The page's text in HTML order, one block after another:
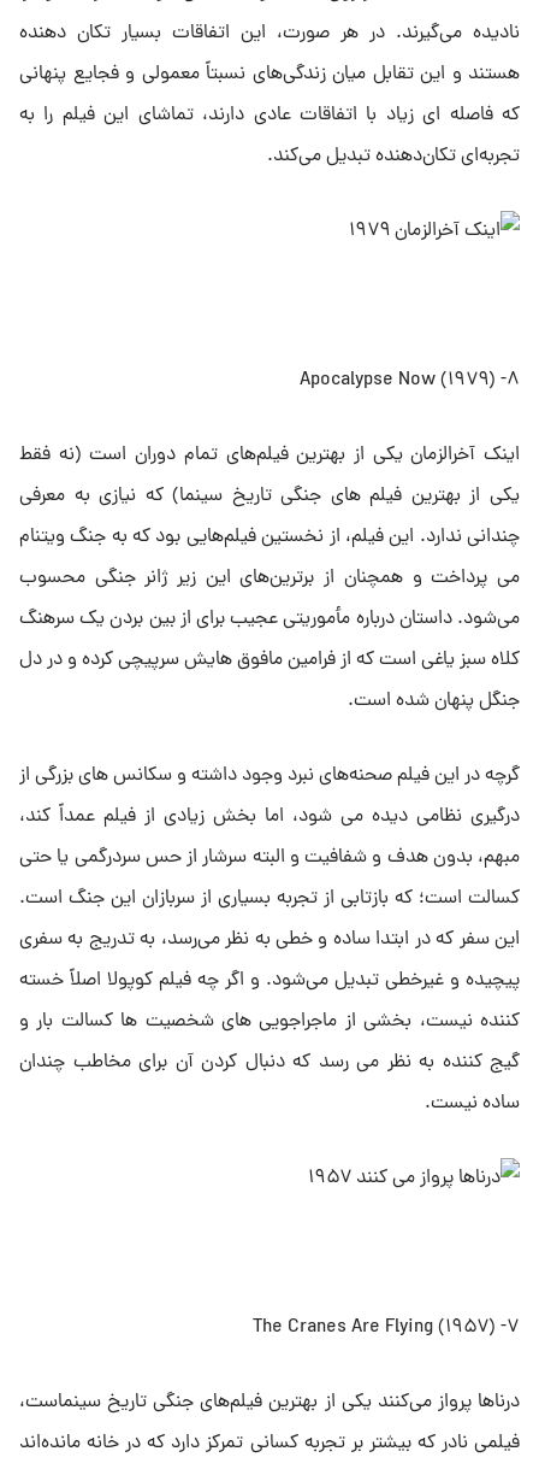
نادیده می‌گیرند. در هر صورت، این اتفاقات بسیار تکان دهنده
هستند و این تقابل میان زندگی‌های نسبتاً معمولی و فجایع پنهانی
که فاصله ای زیاد با اتفاقات عادی دارند، تماشای این فیلم را به
تجربه‌ای تکان‌دهنده تبدیل می‌کند.
۸- Apocalypse Now (۱۹۷۹)
اینک آخرالزمان یکی از بهترین فیلم‌های تمام دوران است (نه فقط
یکی از بهترین فیلم های جنگی تاریخ سینما) که نیازی به معرفی
چندانی ندارد. این فیلم، از نخستین فیلم‌هایی بود که به جنگ ویتنام
می پرداخت و همچنان از برترین‌های این زیر ژانر جنگی محسوب
می‌شود. داستان درباره مأموریتی عجیب برای از بین بردن یک سرهنگ
کلاه سبز یاغی است که از فرامین مافوق هایش سرپیچی کرده و در دل
جنگل پنهان شده است.
گرچه در این فیلم صحنه‌های نبرد وجود داشته و سکانس های بزرگی از
درگیری نظامی دیده می شود، اما بخش زیادی از فیلم عمداً کند،
مبهم، بدون هدف و شفافیت و البته سرشار از حس سردرگمی یا حتی
کسالت است؛ که بازتابی از تجربه بسیاری از سربازان این جنگ است.
این سفر که در ابتدا ساده و خطی به نظر می‌رسد، به تدریج به سفری
پیچیده و غیرخطی تبدیل می‌شود. و اگر چه فیلم کوپولا اصلاً خسته
کننده نیست، بخشی از ماجراجویی های شخصیت ها کسالت بار و
گیج کننده به نظر می رسد که دنبال کردن آن برای مخاطب چندان
ساده نیست.
۷- The Cranes Are Flying (۱۹۵۷)
درناها پرواز می‌کنند یکی از بهترین فیلم‌های جنگی تاریخ سینماست،
فیلمی نادر که بیشتر بر تجربه کسانی تمرکز دارد که در خانه مانده‌اند